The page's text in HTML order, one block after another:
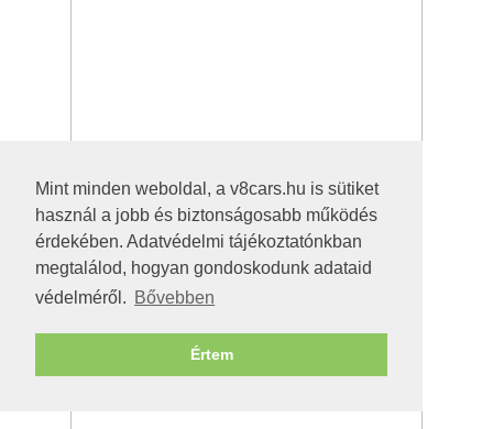
Mint minden weboldal, a v8cars.hu is sütiket
használ a jobb és biztonságosabb működés
érdekében. Adatvédelmi tájékoztatónkban
megtalálod, hogyan gondoskodunk adataid
védelméről. Bővebben
Értem